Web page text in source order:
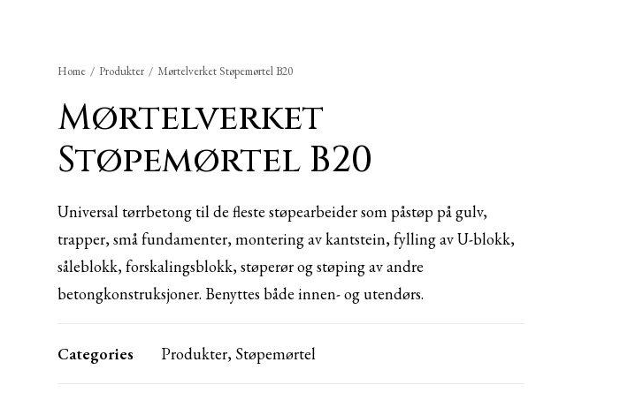
Home Produkter Mørtelverket Støpemørtel B20
Mørtelverket
Støpemørtel B20
Universal tørrbetong til de fleste støpearbeider som påstøp på gulv,
trapper, små fundamenter, montering av kantstein, fylling av U-blokk,
såleblokk, forskalingsblokk, støperør og støping av andre
betongkonstruksjoner. Benyttes både innen- og utendørs.
Categories Produkter, Støpemørtel